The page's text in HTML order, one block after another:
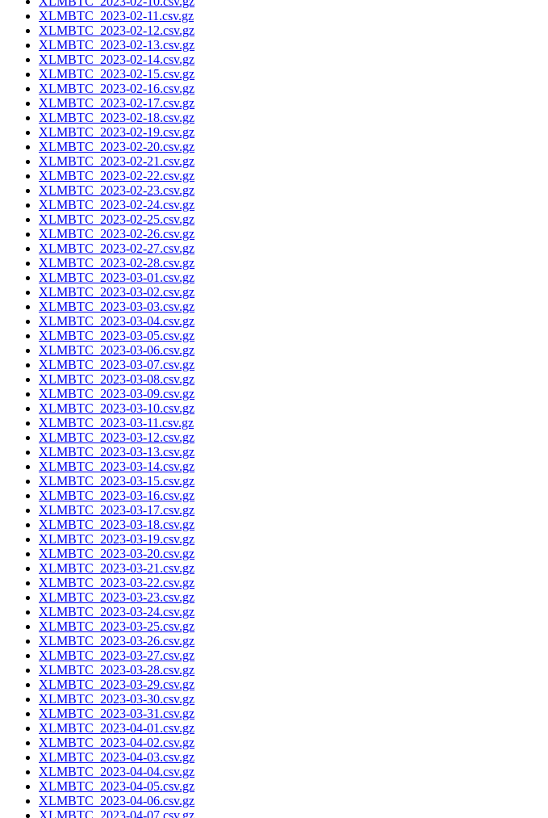
XLMBTC_2023-02-11.csv.gz
XLMBTC_2023-02-12.csv.gz
XLMBTC_2023-02-13.csv.gz
XLMBTC_2023-02-14.csv.gz
XLMBTC_2023-02-15.csv.gz
XLMBTC_2023-02-16.csv.gz
XLMBTC_2023-02-17.csv.gz
XLMBTC_2023-02-18.csv.gz
XLMBTC_2023-02-19.csv.gz
XLMBTC_2023-02-20.csv.gz
XLMBTC_2023-02-21.csv.gz
XLMBTC_2023-02-22.csv.gz
XLMBTC_2023-02-23.csv.gz
XLMBTC_2023-02-24.csv.gz
XLMBTC_2023-02-25.csv.gz
XLMBTC_2023-02-26.csv.gz
XLMBTC_2023-02-27.csv.gz
XLMBTC_2023-02-28.csv.gz
XLMBTC_2023-03-01.csv.gz
XLMBTC_2023-03-02.csv.gz
XLMBTC_2023-03-03.csv.gz
XLMBTC_2023-03-04.csv.gz
XLMBTC_2023-03-05.csv.gz
XLMBTC_2023-03-06.csv.gz
XLMBTC_2023-03-07.csv.gz
XLMBTC_2023-03-08.csv.gz
XLMBTC_2023-03-09.csv.gz
XLMBTC_2023-03-10.csv.gz
XLMBTC_2023-03-11.csv.gz
XLMBTC_2023-03-12.csv.gz
XLMBTC_2023-03-13.csv.gz
XLMBTC_2023-03-14.csv.gz
XLMBTC_2023-03-15.csv.gz
XLMBTC_2023-03-16.csv.gz
XLMBTC_2023-03-17.csv.gz
XLMBTC_2023-03-18.csv.gz
XLMBTC_2023-03-19.csv.gz
XLMBTC_2023-03-20.csv.gz
XLMBTC_2023-03-21.csv.gz
XLMBTC_2023-03-22.csv.gz
XLMBTC_2023-03-23.csv.gz
XLMBTC_2023-03-24.csv.gz
XLMBTC_2023-03-25.csv.gz
XLMBTC_2023-03-26.csv.gz
XLMBTC_2023-03-27.csv.gz
XLMBTC_2023-03-28.csv.gz
XLMBTC_2023-03-29.csv.gz
XLMBTC_2023-03-30.csv.gz
XLMBTC_2023-03-31.csv.gz
XLMBTC_2023-04-01.csv.gz
XLMBTC_2023-04-02.csv.gz
XLMBTC_2023-04-03.csv.gz
XLMBTC_2023-04-04.csv.gz
XLMBTC_2023-04-05.csv.gz
XLMBTC_2023-04-06.csv.gz
XLMBTC_2023-04-07.csv.gz